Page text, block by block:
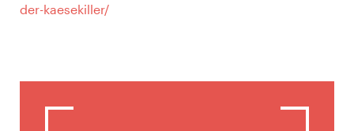
der-kaesekiller/